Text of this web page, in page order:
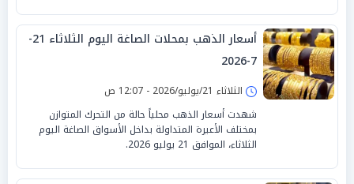
أسعار الذهب بمحلات الصاغة اليوم الثلاثاء 21-
7-2026
الثلاثاء 21/يوليو/2026 - 12:07 ص
شهدت أسعار الذهب محلياً حالة من التحرك المتوازن
بمختلف الأعيرة المتداولة بداخل الأسواق الصاغة اليوم
الثلاثاء، الموافق 21 يوليو 2026.